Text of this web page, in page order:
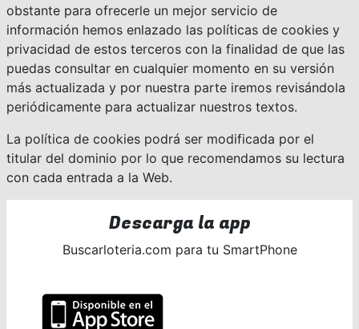
obstante para ofrecerle un mejor servicio de
información hemos enlazado las políticas de cookies y
privacidad de estos terceros con la finalidad de que las
puedas consultar en cualquier momento en su versión
más actualizada y por nuestra parte iremos revisándola
periódicamente para actualizar nuestros textos.
La política de cookies podrá ser modificada por el
titular del dominio por lo que recomendamos su lectura
con cada entrada a la Web.
Descarga la app
Buscarloteria.com para tu SmartPhone